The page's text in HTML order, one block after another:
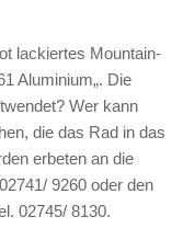
lackiertes Mountain-
Aluminium„. Die
Wer kann
die das Rad in das
erbeten an die
9260 oder den
02745/ 8130.